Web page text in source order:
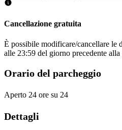
Cancellazione gratuita
È possibile modificare/cancellare le
alle 23:59 del giorno precedente
Orario del parcheggio
Aperto 24 ore su 24
Dettagli